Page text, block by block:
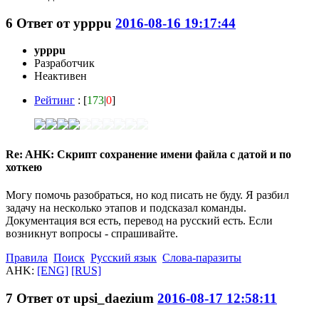
6 Ответ отypppu 2016-08-16 19:17:44
ypppu
Разработчик
Неактивен
Рейтинг : [173|0]
Re: AHK: Скрипт сохранение имени файла с датой и по
хоткею
Могу помочь разобраться, но код писать не буду. Я разбил
задачу на несколько этапов и подсказал команды.
Документация вся есть, перевод на русский есть. Если
возникнут вопросы - спрашивайте.
Правила Поиск Русский язык Слова-паразиты
AHK: [ENG] [RUS]
7 Ответ отupsi_daezium 2016-08-17 12:58:11